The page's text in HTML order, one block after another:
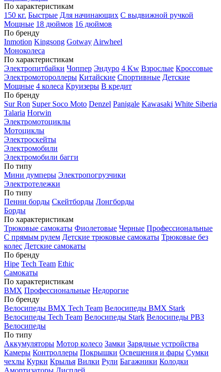
По характеристикам
150 кг. Быстрые Для начинающих С выдвижной ручкой
Мощные 18 дюймов 16 дюймов
По бренду
Inmotion Kingsong Gotway Airwheel
Моноколеса
По характеристикам
Электропитбайки Чоппер Эндуро 4 Kw Взрослые Кроссовые
Электромотороллеры Китайские Спортивные Детские
Мощные 4 колеса Круизеры В кредит
По бренду
Sur Ron Super Soco Moto Denzel Panigale Kawasaki White Siberia
Talaria Horwin
Электромотоциклы
Мотоциклы
Электроскейты
Электромобили
Электромобили багги
По типу
Мини думперы Электропогрузчики
Электротележки
По типу
Пенни борды Скейтборды Лонгборды
Борды
По характеристикам
Трюковые самокаты Фиолетовые Черные Профессиональные
С прямым рулем Детские трюковые самокаты Трюковые без
колес Детские самокаты
По бренду
Hipe Tech Team Ethic
Самокаты
По характеристикам
BMX Профессиональные Недорогие
По бренду
Велосипеды BMX Tech Team Велосипеды BMX Stark
Велосипеды Tech Team Велосипеды Stark Велосипеды РВЗ
Велосипеды
По типу
Аккумуляторы Мотор колесо Замки Зарядные устройства
Камеры Контроллеры Покрышки Освещения и фары Сумки
чехлы Курки Крылья Вилки Рули Багажники Колодки
Амортизаторы Дисплей